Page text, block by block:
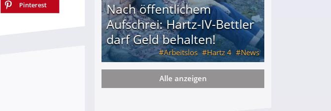
Pinterest
Nach öffentlichem
Aufschrei: Hartz-IV-Bettler
darf Geld behalten!
Arbeitslos Hartz 4 News
Aufschrei: Hartz-IV-Bettler darf Geld behalten!
Alle anzeigen